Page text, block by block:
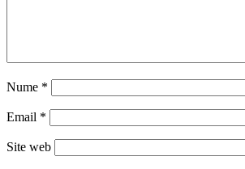
Nume *
Email *
Site web